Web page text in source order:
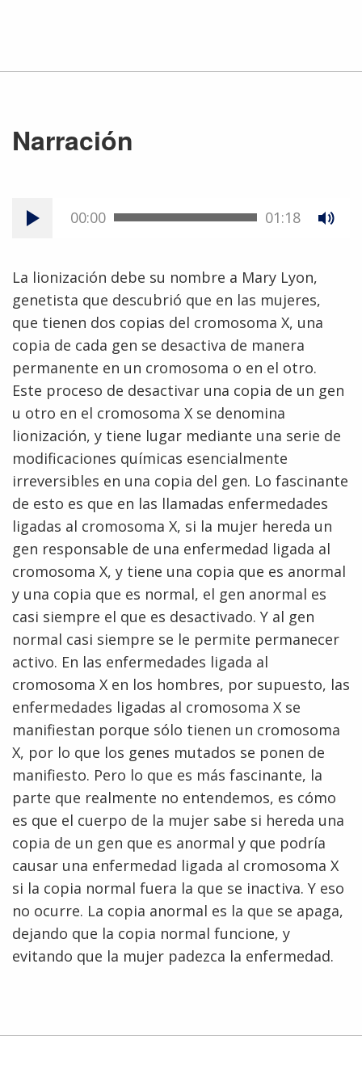
RESEARCH
AT NHGRI
EVENTS
Narración
00:00 01:18
La lionización debe su nombre a Mary Lyon,
genetista que descubrió que en las mujeres,
que tienen dos copias del cromosoma X, una
copia de cada gen se desactiva de manera
permanente en un cromosoma o en el otro.
Este proceso de desactivar una copia de un gen
u otro en el cromosoma X se denomina
lionización, y tiene lugar mediante una serie de
modificaciones químicas esencialmente
irreversibles en una copia del gen. Lo fascinante
de esto es que en las llamadas enfermedades
ligadas al cromosoma X, si la mujer hereda un
gen responsable de una enfermedad ligada al
cromosoma X, y tiene una copia que es anormal
y una copia que es normal, el gen anormal es
casi siempre el que es desactivado. Y al gen
normal casi siempre se le permite permanecer
activo. En las enfermedades ligada al
cromosoma X en los hombres, por supuesto, las
enfermedades ligadas al cromosoma X se
manifiestan porque sólo tienen un cromosoma
X, por lo que los genes mutados se ponen de
manifiesto. Pero lo que es más fascinante, la
parte que realmente no entendemos, es cómo
es que el cuerpo de la mujer sabe si hereda una
copia de un gen que es anormal y que podría
causar una enfermedad ligada al cromosoma X
si la copia normal fuera la que se inactiva. Y eso
no ocurre. La copia anormal es la que se apaga,
dejando que la copia normal funcione, y
evitando que la mujer padezca la enfermedad.